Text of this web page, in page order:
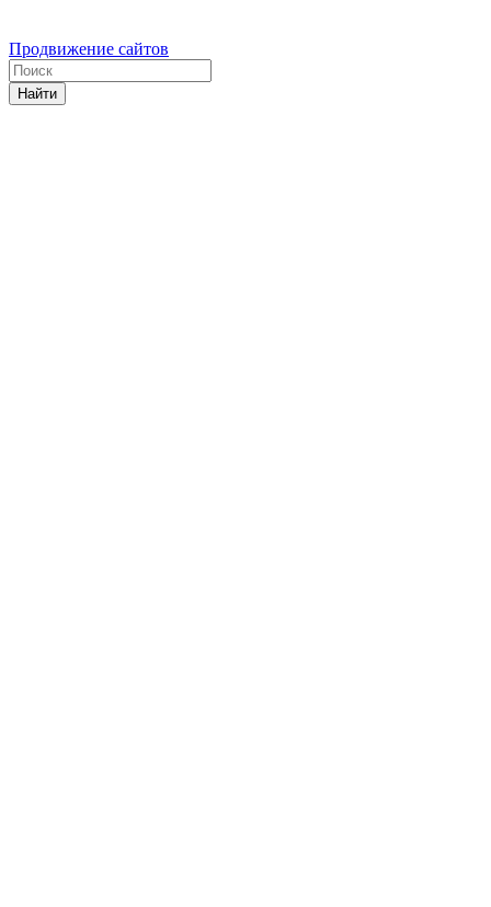
Продвижение сайтов
Найти